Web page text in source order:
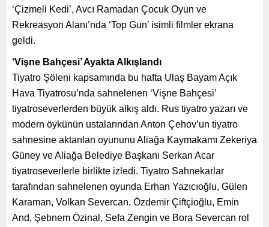
‘Çizmeli Kedi’, Avcı Ramadan Çocuk Oyun ve
Rekreasyon Alanı’nda ‘Top Gun’ isimli filmler ekrana
geldi.
‘Vişne Bahçesi’ Ayakta Alkışlandı
Tiyatro Şöleni kapsamında bu hafta Ulaş Bayam Açık
Hava Tiyatrosu’nda sahnelenen ‘Vişne Bahçesi’
tiyatroseverlerden büyük alkış aldı. Rus tiyatro yazarı ve
modern öykünün ustalarından Anton Çehov’un tiyatro
sahnesine aktarılan oyununu Aliağa Kaymakamı Zekeriya
Güney ve Aliağa Belediye Başkanı Serkan Acar
tiyatroseverlerle birlikte izledi. Tiyatro Sahnekarlar
tarafından sahnelenen oyunda Erhan Yazıcıoğlu, Gülen
Karaman, Volkan Severcan, Özdemir Çiftçioğlu, Emin
And, Şebnem Özinal, Sefa Zengin ve Bora Severcan rol